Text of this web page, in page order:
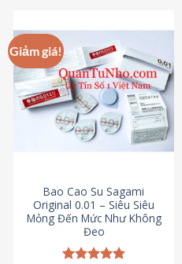
thể
được
chọn
trên
trang
sản
phẩm
Giảm giá!
Bao Cao Su Sagami
Original 0.01 – Siêu Siêu
Mỏng Đến Mức Như Không
Đeo